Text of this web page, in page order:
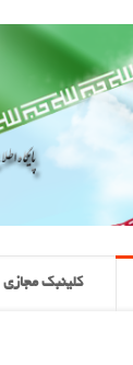
کلینبک مجازی